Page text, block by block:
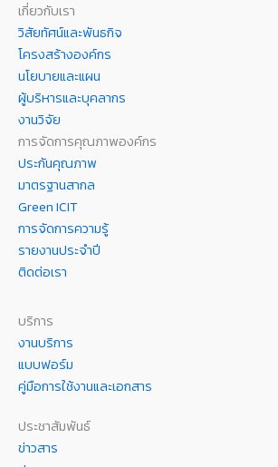
เกี่ยวกับเรา
วิสัยทัศน์และพันธกิจ
โครงสร้างองค์กร
นโยบายและแผน
ผู้บริหารและบุคลากร
งานวิจัย
การจัดการคุณภาพองค์กร
ประกันคุณภาพ
มาตรฐานสากล
Green ICIT
การจัดการความรู้
รายงานประจำปี
ติดต่อเรา
บริการ
งานบริการ
แบบฟอร์ม
คู่มือการใช้งานและเอกสาร
ประชาสัมพันธ์
ข่าวสาร